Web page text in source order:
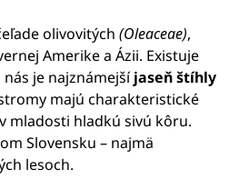
olivovitých (Oleaceae),
Amerike a Ázii. Existuje
je najznámejšíjaseň štíhly
majú charakteristické
mladosti hladkú sivú kôru.
Slovensku – najmä
lesoch.